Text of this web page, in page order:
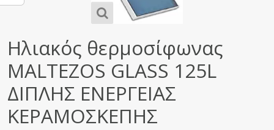
Ηλιακός θερμοσίφωνας
MALTEZOS GLASS 125L
ΔΙΠΛΗΣ ΕΝΕΡΓΕΙΑΣ
ΚΕΡΑΜΟΣΚΕΠΗΣ